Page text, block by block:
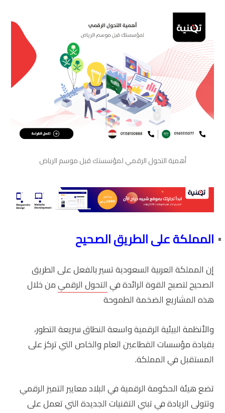
أهمية التحول الرقمي لمؤسستك قبل موسم الرياض
المملكة على الطريق الصحيح
إن المملكة العربية السعودية تسير بالفعل على الطريق
الصحيح لتصبح القوة الرائدة فيالتحول الرقميمن خلال
هذه المشاريع الضخمة الطموحة
والأنظمة البيئية الرقمية واسعة النطاق سريعة التطور،
بقيادة مؤسسات القطاعين العام والخاص التي تركز على
المستقبل في المملكة.
تضع هيئة الحكومة الرقمية في البلاد معايير التميز الرقمي
وتتولى الريادة في تبني التقنيات الجديدة التي تعمل على